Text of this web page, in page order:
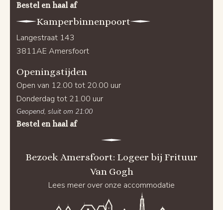
Bestel en haal af
Kamperbinnenpoort
Langestraat 143
3811AE Amersfoort
Openingstijden
Open van 12.00 tot 20.00 uur
Donderdag tot 21.00 uur
Geopend, sluit om 21:00
Bestel en haal af
Bezoek Amersfoort: Logeer bij Frituur
Van Gogh
Lees meer over onze accommodatie